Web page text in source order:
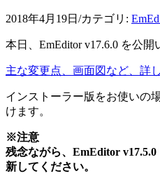
2018年4月19日 /カテゴリ:
本日、EmEditor v17.6.0 を公開
主な変更点、画面図など、詳
インストーラー版をお使いの
けます。
※注意
残念ながら、EmEditor
新してください。